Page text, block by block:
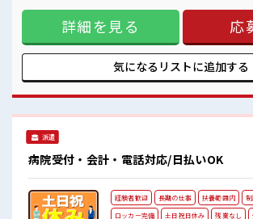
休憩室で自分タイム！
のんびりスマホチェック♪
中≫ これまでの経験を活かしませんか？
大丈夫♪ 経験はちょっとだけ…という方
≫ 基本的に髪色自由で明るすぎたり奇抜
(規定有)≪機能的な制服アリ≫ 制服があ
の悩み解消♪ ≪収入アップを目指せる≫
のお仕事です！ ■職場の雰囲気 少人数の職場だから一緒に働
ばヘアカラーOK！ 休憩室で自分タイム
ェック♪
詳細を見る 応
気になるリストに追加する
派遣
病院受付・会計・電話対応/日払いOK
経験者歓迎 長期の仕事 扶養範囲内
ロッカー完備
土日祝日休み 残業なし